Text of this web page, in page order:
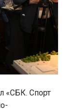
«СБК. Спорт